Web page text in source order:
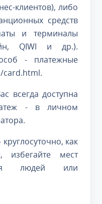
клиентов), либо
средств
и терминалы
QIWI и др.).
- платежные
card.html.
всегда доступна
- в личном
как
избегайте мест
людей или